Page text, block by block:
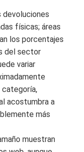
devoluciones
físicas; áreas
los porcentajes
del sector
variar
categoría,
acostumbra a
más
muestran